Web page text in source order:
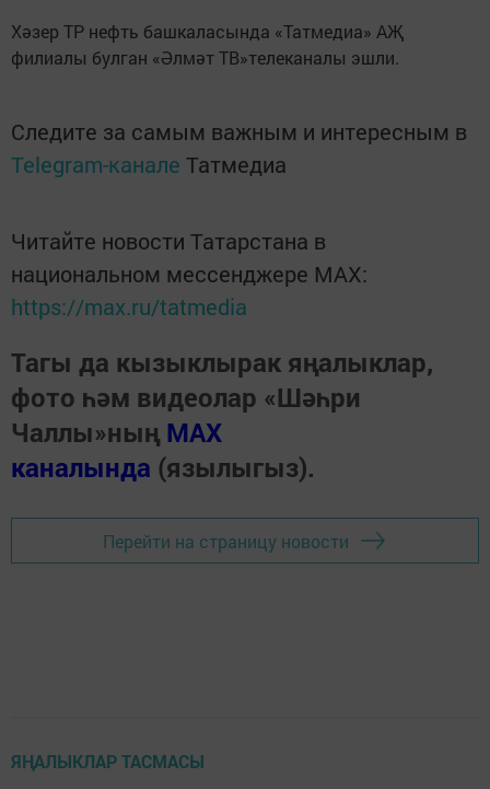
Хәзер ТР нефть башкаласында «Татмедиа» АҖ
филиалы булган «Әлмәт ТВ»телеканалы эшли.
Следите за самым важным и интересным в
Telegram-канале Татмедиа
Читайте новости Татарстана в
национальном мессенджере MАХ:
https://max.ru/tatmedia
Тагы да кызыклырак яңалыклар,
фото һәм видеолар «Шәһри
Чаллы»ның MAX
каналында (язылыгыз).
Перейти на страницу новости
ЯҢАЛЫКЛАР ТАСМАСЫ